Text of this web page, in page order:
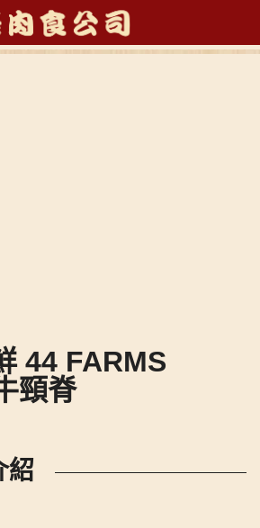
Toggle
44 FARMS
頸脊
紹